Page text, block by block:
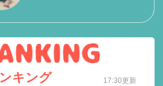
キング 17:30更新